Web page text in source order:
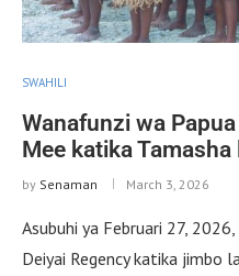
SWAHILI
Wanafunzi wa
Mee katika
by Senaman March 3, 2026
Asubuhi ya Februari 27,
Deiyai ​​Regency katika jimbo